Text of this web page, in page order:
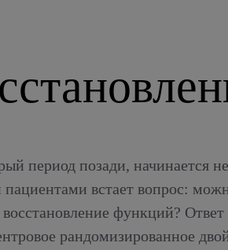
период позади, начинается
пациентами встает вопрос:
функций?
рандомизированное